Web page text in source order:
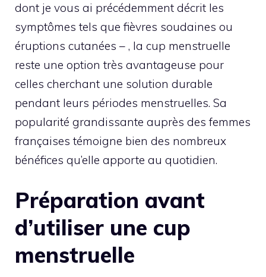
dont je vous ai précédemment décrit les
symptômes tels que fièvres soudaines ou
éruptions cutanées – , la cup menstruelle
reste une option très avantageuse pour
celles cherchant une solution durable
pendant leurs périodes menstruelles. Sa
popularité grandissante auprès des femmes
françaises témoigne bien des nombreux
bénéfices qu’elle apporte au quotidien.
Préparation avant
d’utiliser une cup
menstruelle